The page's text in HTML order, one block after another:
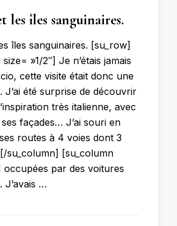
les îles sanguinaires.
îles sanguinaires. [su_row]
»1/2″] Je n’étais jamais
cette visite était donc une
J’ai été surprise de découvrir
très italienne, avec
façades… J’ai souri en
routes à 4 voies dont 3
su_column] [su_column
occupées par des voitures
J’avais …